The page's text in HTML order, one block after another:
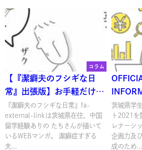
コラム
【『潔癖夫のフシギな日
常』出張版】お手軽だけど
美味しい1分クッキング
『潔癖夫のフシギな日常』fa-
external-linkは茨城県在住、中国
留学経験ありの たちさんが描いて
いるWEBマンガ。 潔癖症すぎる
夫...
生ビジ
ト
茨城県学
ト2021
レナーシ
企画力及
成のため...